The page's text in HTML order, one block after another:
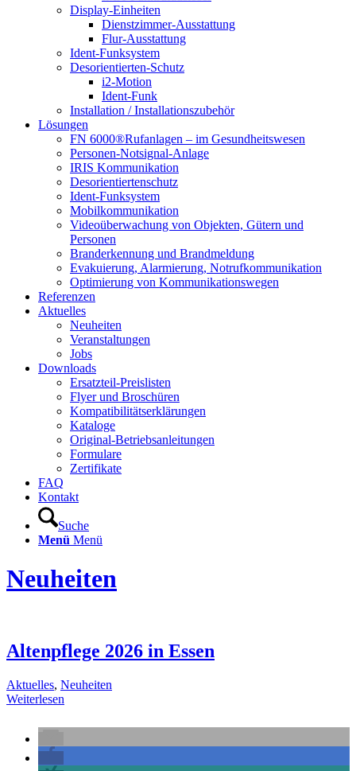
Display-Einheiten
Dienstzimmer-Ausstattung
Flur-Ausstattung
Ident-Funksystem
Desorientierten-Schutz
i2-Motion
Ident-Funk
Installation / Installationszubehör
Lösungen
FN 6000®Rufanlagen – im Gesundheitswesen
Personen-Notsignal-Anlage
IRIS Kommunikation
Desorientiertenschutz
Ident-Funksystem
Mobilkommunikation
Videoüberwachung von Objekten, Gütern und
Personen
Branderkennung und Brandmeldung
Evakuierung, Alarmierung, Notrufkommunikation
Optimierung von Kommunikationswegen
Referenzen
Aktuelles
Neuheiten
Veranstaltungen
Jobs
Downloads
Ersatzteil-Preislisten
Flyer und Broschüren
Kompatibilitätserklärungen
Kataloge
Original-Betriebsanleitungen
Formulare
Zertifikate
FAQ
Kontakt
Suche
Menü Menü
Neuheiten
Altenpflege 2026 in Essen
Aktuelles, Neuheiten
Weiterlesen